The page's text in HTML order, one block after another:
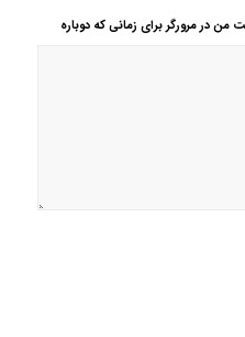
من در مرورگر برای زمانی که دوباره